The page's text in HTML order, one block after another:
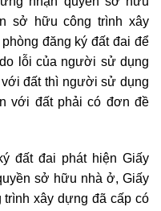
sở hữu công trình xây
đăng ký đất đai để
lỗi của người sử dụng
đất thì người sử dụng
với đất phải có đơn đề
đất đai phát hiện Giấy
sở hữu nhà ở, Giấy
xây dựng đã cấp có